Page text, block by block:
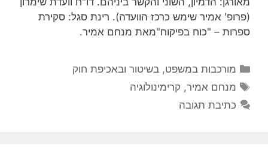
(פרופ' אמיר שימש כרכז הוועדה). רינת סגל: סקירת
ספרות – "כוח בפיקוח"מאת מנחם אמיר.
קטגוריות
מורכבות במשפט, בשיטור ובאכיפת חוק
תגיות
מנחם אמיר, קרימינולוגיה
כתיבת תגובה